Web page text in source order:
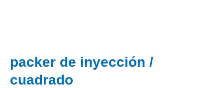
packer de inyección /
cuadrado